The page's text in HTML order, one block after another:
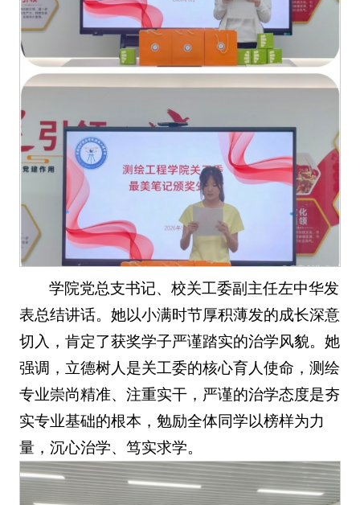
学院党总支书记、校关工委副主任左中华发
表总结讲话。她以小满时节厚积薄发的成长深意
切入，肯定了获奖学子严谨踏实的治学风貌。她
强调，立德树人是关工委的核心育人使命，测绘
专业崇尚精准、注重实干，严谨的治学态度是夯
实专业基础的根本，勉励全体同学以榜样为力
量，沉心治学、笃实求学。